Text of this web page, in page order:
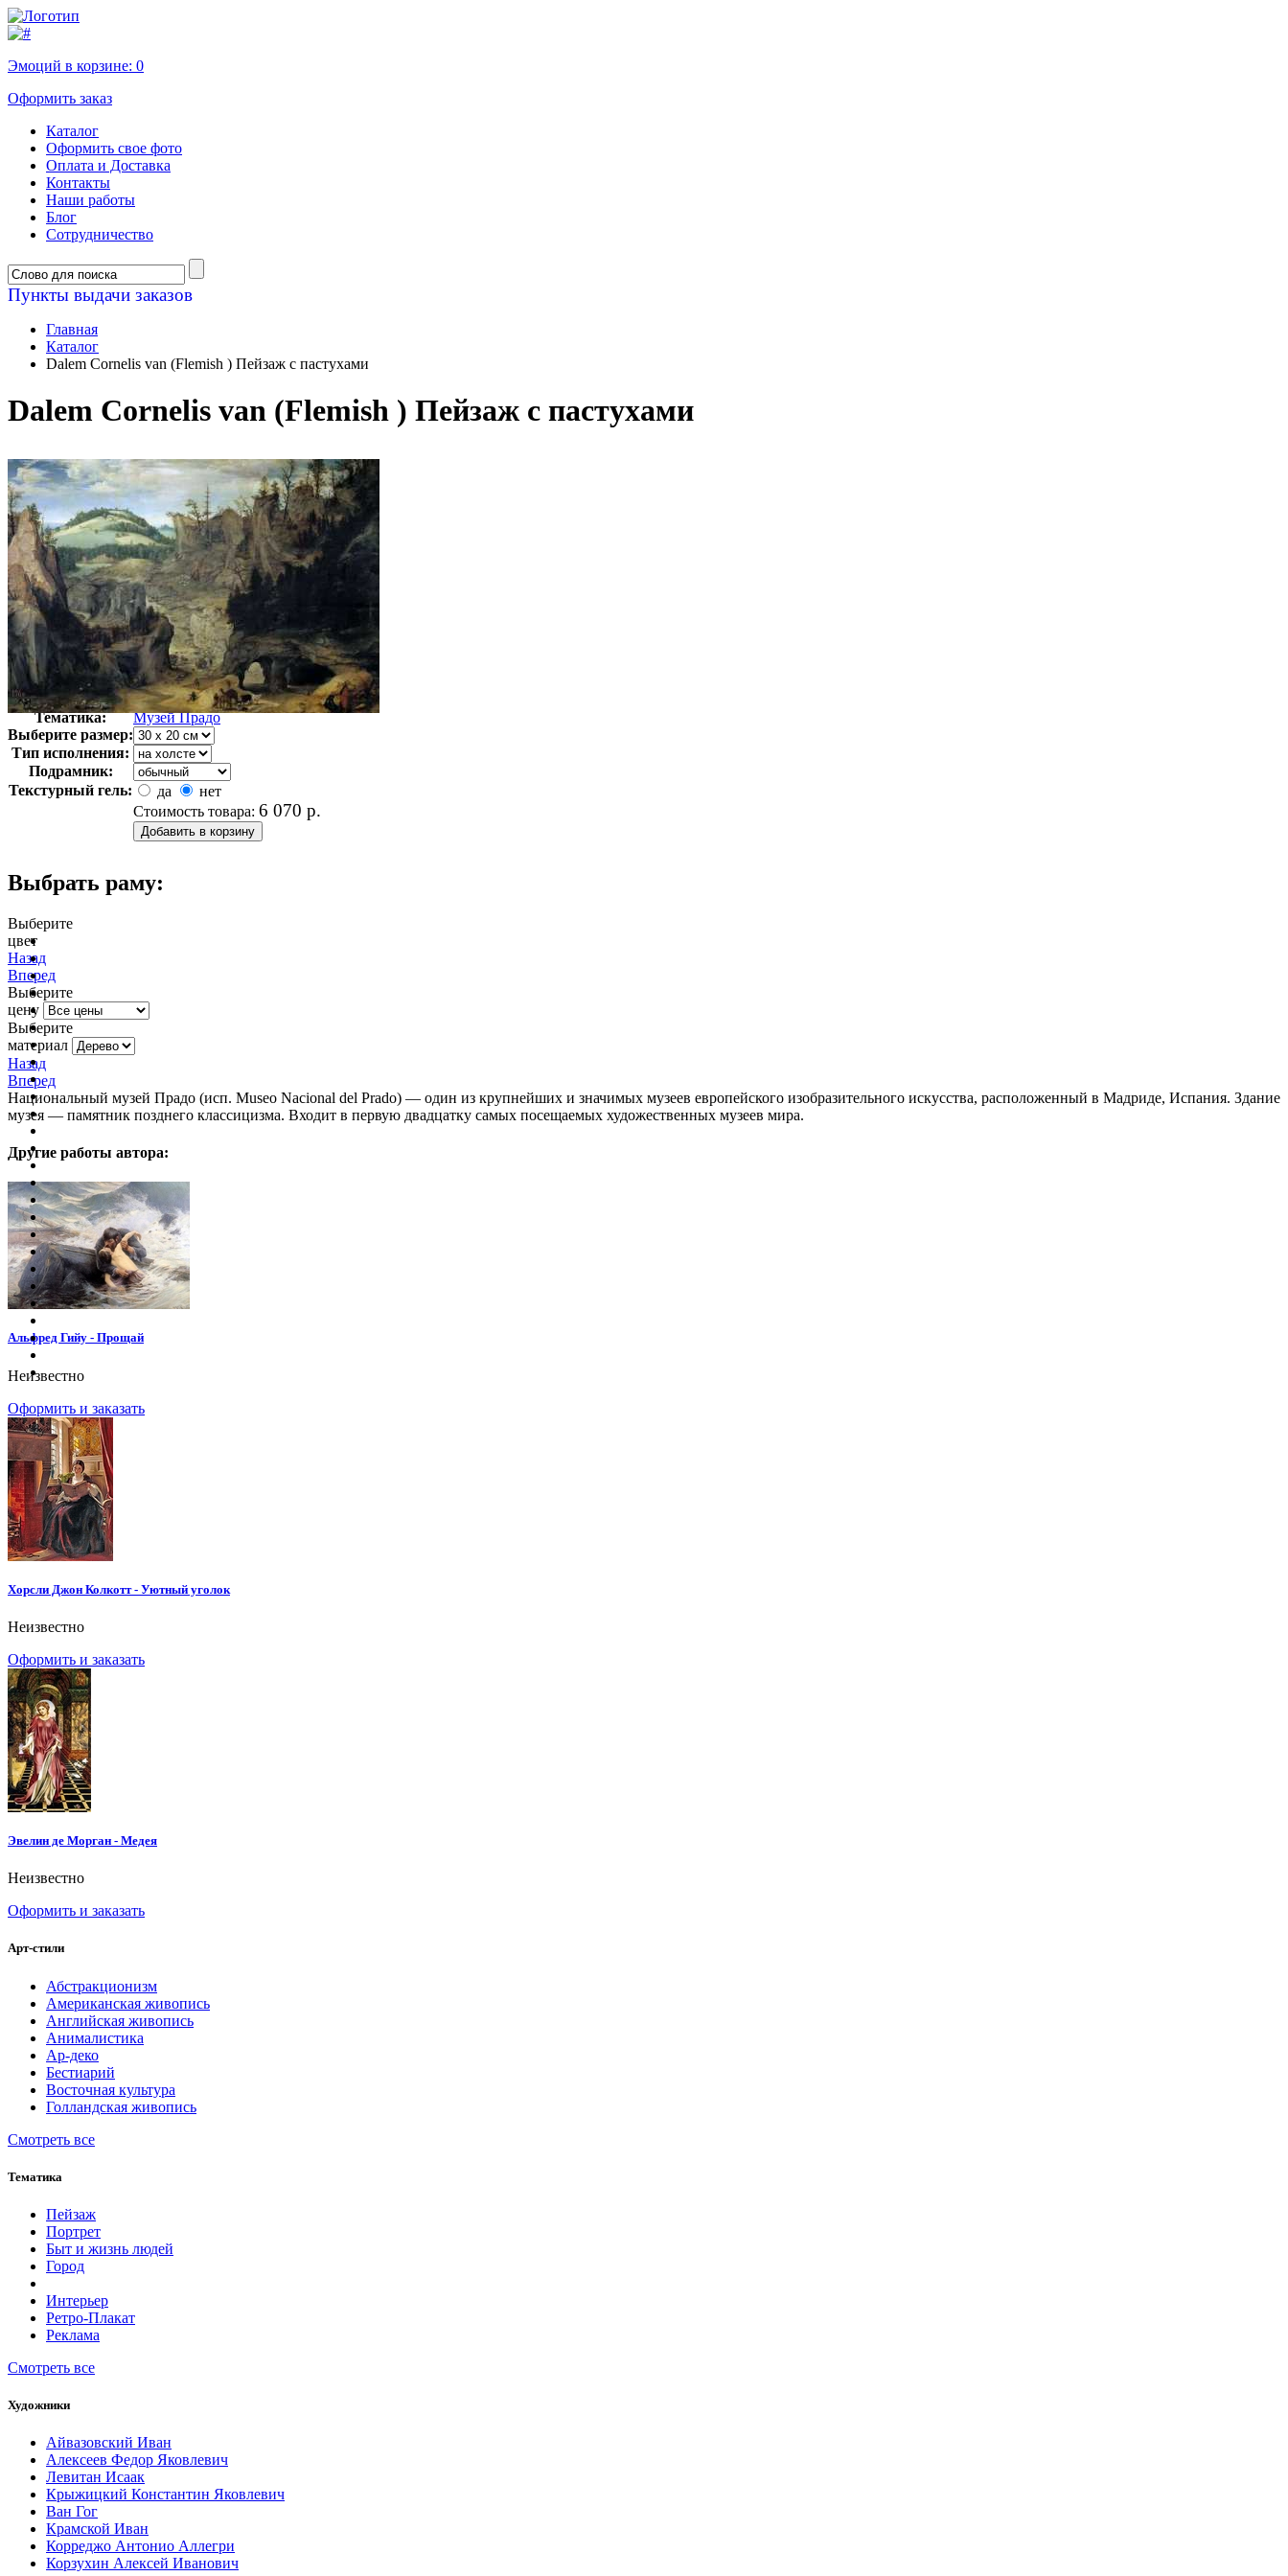
Эмоций в корзине: 0
Оформить заказ
Каталог
Оформить свое фото
Оплата и Доставка
Контакты
Наши работы
Блог
Сотрудничество
Пункты выдачи заказов
Главная
Каталог
Dalem Cornelis van (Flemish ) Пейзаж с пастухами
Dalem Cornelis van (Flemish ) Пейзаж с пастухами
Автор:
Неизвестно
Арт-стиль
Классицизм
Тематика:
Музей Прадо
Выберите размер:
Тип исполнения:
Подрамник:
Текстурный гель:
да
нет
Стоимость товара: 6 070 р.
Выбрать раму:
Выберите
цвет
Назад
Вперед
Выберите
цену
Выберите
материал
Назад
Вперед
Национальный музей Прадо (исп. Museo Nacional del Prado) — один из крупнейших и значимых музеев европейского изобразительного искусства, расположенный в Мадриде, Испания. Здание
музея — памятник позднего классицизма. Входит в первую двадцатку самых посещаемых художественных музеев мира.
Другие работы автора:
Альфред Гийу - Прощай
Неизвестно
Оформить и заказать
Хорсли Джон Колкотт - Уютный уголок
Неизвестно
Оформить и заказать
Эвелин де Морган - Медея
Неизвестно
Оформить и заказать
Арт-стили
Абстракционизм
Американская живопись
Английская живопись
Анималистика
Ар-деко
Бестиарий
Восточная культура
Голландская живопись
Смотреть все
Тематика
Пейзаж
Портрет
Быт и жизнь людей
Город
Интерьер
Ретро-Плакат
Реклама
Смотреть все
Художники
Айвазовский Иван
Алексеев Федор Яковлевич
Левитан Исаак
Крыжицкий Константин Яковлевич
Ван Гог
Крамской Иван
Корреджо Антонио Аллегри
Корзухин Алексей Иванович